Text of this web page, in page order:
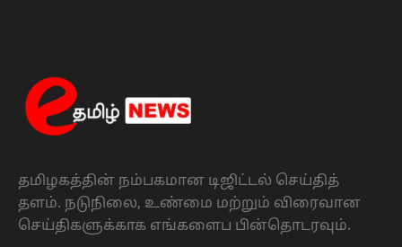
தமிழகத்தின் நம்பகமான டிஜிட்டல் செய்தித்
தளம். நடுநிலை, உண்மை மற்றும் விரைவான
செய்திகளுக்காக எங்களைப பின்தொடரவும்.